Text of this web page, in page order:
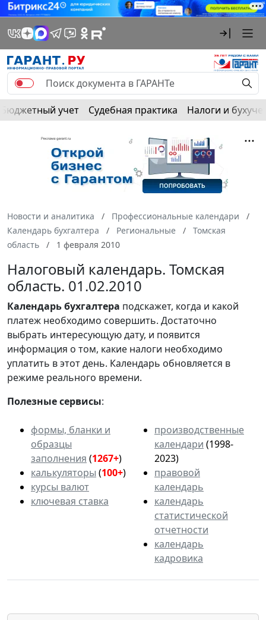
Бюджетный учет Судебная практика Налоги и
Новости и аналитика
Профессиональные календари
Календарь бухгалтера
Региональные
Томская
область
1 февраля 2010
Налоговый календарь. Томская
область. 01.02.2010
Календарьбухгалтера подскажет, когда и какой
платеж необходимо совершить. Достаточно
выбрать интересующую дату, и появится
информация о том, какие налоги необходимо
уплатить в этот день. Календарь обновляется в
режиме реального времени.
Полезные сервисы:
формы, бланки и
образцы
заполнения (1267+)
калькуляторы (100+)
курсы валют
ключевая ставка
производственные
календари (1998-
2023)
правовой
календарь
календарь
статистической
отчетности
календарь
кадровика